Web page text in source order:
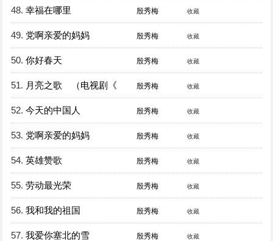
48. 幸福在哪里 殷秀梅 收藏
49. 党啊亲爱的妈妈 殷秀梅 收藏
50. 你好春天 殷秀梅 收藏
51. 月亮之歌 （电视剧《 殷秀梅 收藏
52. 今天的中国人 殷秀梅 收藏
53. 党啊亲爱的妈妈 殷秀梅 收藏
54. 英雄赞歌 殷秀梅 收藏
55. 劳动最光荣 殷秀梅 收藏
56. 我和我的祖国 殷秀梅 收藏
57. 我爱你塞北的雪 殷秀梅 收藏